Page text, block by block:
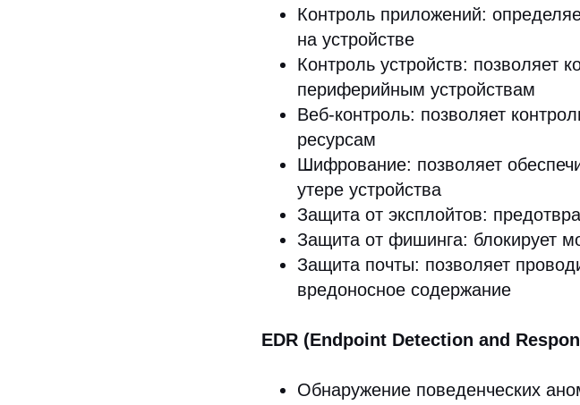
Контроль приложений:
на устройстве
Контроль устройств: позволяет
периферийным устройствам
Веб-контроль: позволяет
ресурсам
Шифрование: позволяет
утере устройства
Защита от эксплойтов:
Защита от фишинга: блокирует
Защита почты: позволяет
вредоносное содержание
EDR (Endpoint Detection and
Обнаружение поведенческих